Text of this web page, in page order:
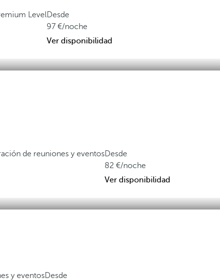
LevelDesde
97
/noche
Ver disponibilidad
de reuniones y eventosDesde
82
/noche
Ver disponibilidad
y eventosDesde